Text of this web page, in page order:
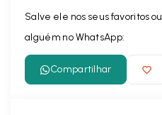
Salve ele nos seus favoritos
alguém no WhatsApp:
Compartilhar